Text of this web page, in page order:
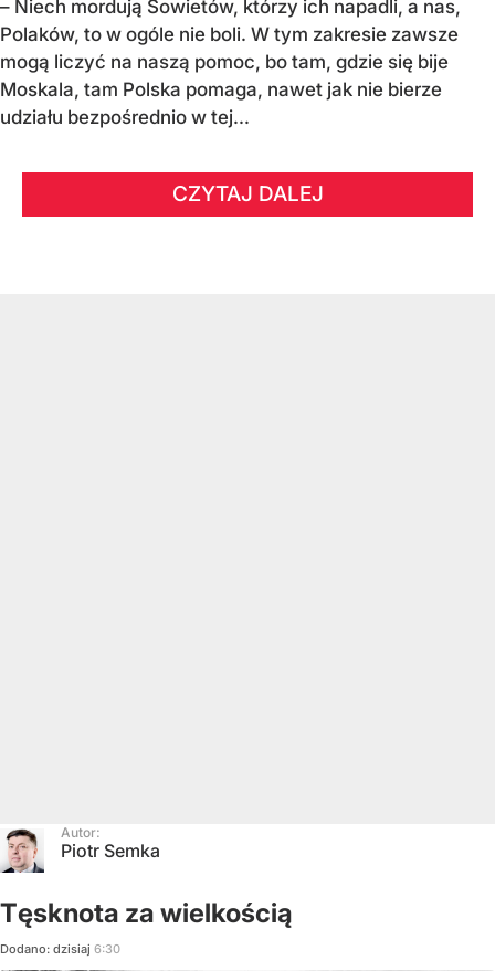
– Niech mordują Sowietów, którzy ich napadli, a nas,
Polaków, to w ogóle nie boli. W tym zakresie zawsze
mogą liczyć na naszą pomoc, bo tam, gdzie się bije
Moskala, tam Polska pomaga, nawet jak nie bierze
udziału bezpośrednio w tej...
CZYTAJ DALEJ
Autor:
Piotr Semka
Tęsknota za wielkością
Dodano: dzisiaj 6:30